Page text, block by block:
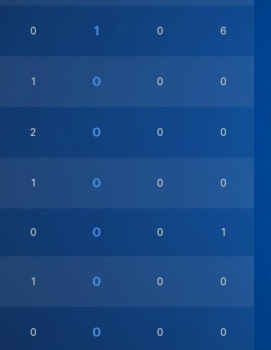
0 1 0 6
1 0 0 0
2 0 0 0
1 0 0 0
0 0 0 1
1 0 0 0
0 0 0 0